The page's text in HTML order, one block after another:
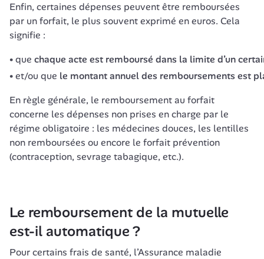
Enfin, certaines dépenses peuvent être remboursées
par un forfait, le plus souvent exprimé en euros. Cela
signifie :
que chaque acte est remboursé dans la limite d’un
et/ou que le montant annuel des remboursements est
En règle générale, le remboursement au forfait
concerne les dépenses non prises en charge par le
régime obligatoire : les médecines douces, les lentilles
non remboursées ou encore le forfait prévention
(contraception, sevrage tabagique, etc.).
Le remboursement de la mutuelle
est-il automatique ?
Pour certains frais de santé, l’Assurance maladie